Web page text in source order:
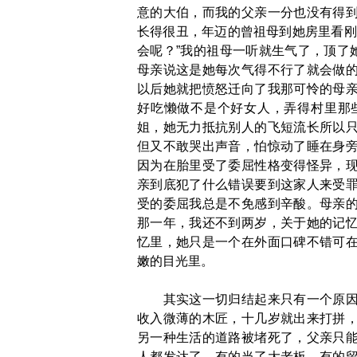
意的大伯，而我的父亲一分也没有得
长得很丑，年迈的曾祖母到她房里看
会呢？”我的祖母一听就生气了，顶
母亲说这是她每次气得不行了就会做
以后她就把愤怒迁向了我那可怜的母
好吃懒做不是个好女人，弄得村里
姐，她无力抵抗别人的飞短流长所以
但又不敢哭出声音，怕惊动了睡在身
因为在胎里受了委屈性格变得怪异，
亲到底犯了什么错误要到这家人来受
受的委屈我总是不免感到辛酸。母亲
那一年，我还不到两岁，关于她的记
忆里，她只是一个在外面口碑不错可
嫩的目光里。
其实这一切归结起来只有一个原因
收入微薄的木匠，十几岁就出来打拼
另一种生活的道路被堵死了，父亲只